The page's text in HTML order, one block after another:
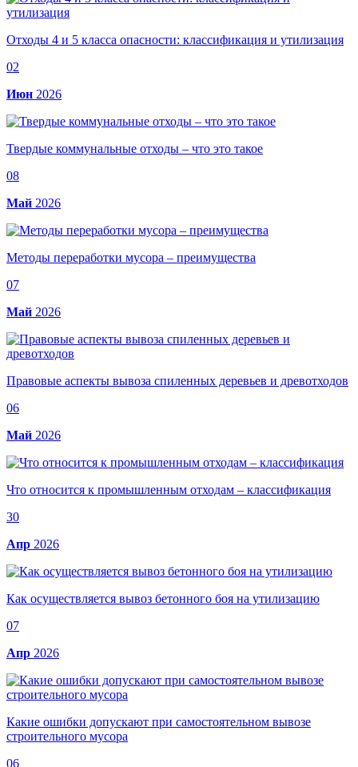
Отходы 4 и 5 класса опасности: классификация и утилизация
02
Июн 2026
Твердые коммунальные отходы – что это такое
08
Май 2026
Методы переработки мусора – преимущества
07
Май 2026
Правовые аспекты вывоза спиленных деревьев и древотходов
06
Май 2026
Что относится к промышленным отходам – классификация
30
Апр 2026
Как осуществляется вывоз бетонного боя на утилизацию
07
Апр 2026
Какие ошибки допускают при самостоятельном вывозе
строительного мусора
06